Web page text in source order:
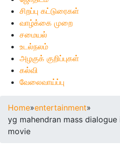
சிறப்பு கட்டுரைகள்
வாழ்க்கை முறை
சமையல்
உடல்நலம்
அழகுக் குறிப்புகள்
கல்வி
வேலைவாய்ப்பு
Home»entertainment»
yg mahendran mass
movie